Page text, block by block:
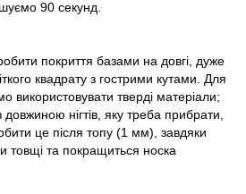
90 секунд.
покриття базами на довгі, дуже
квадрату з гострими кутами. Для
використовувати тверді матеріали;
нігтів, яку треба прибрати,
це після топу (1 мм), завдяки
товщі та покращиться носка